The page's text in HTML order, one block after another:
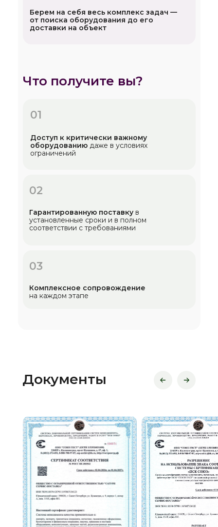
Берем на себя весь комплекс задач —
от поиска оборудования до его
доставки на объект
Что получите вы?
01
Доступ к критически важному
оборудованиюдаже в условиях
ограничений
02
Гарантированную поставкув
установленные сроки и в полном
соответствии с требованиями
03
Комплексное сопровождение
на каждом этапе
Документы